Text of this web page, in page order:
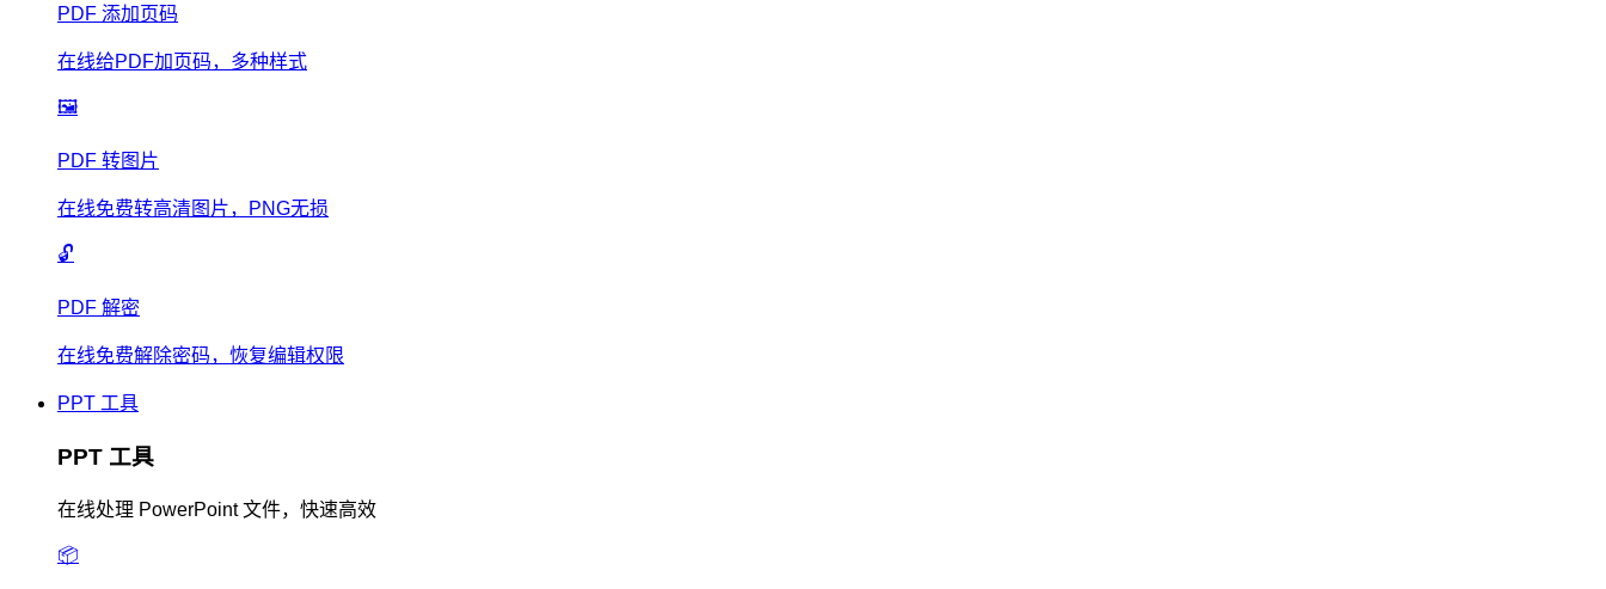
PDF 添加页码
在线给PDF加页码，多种样式
🖼️
PDF 转图片
在线免费转高清图片，PNG无损
🔓
PDF 解密
在线免费解除密码，恢复编辑权限
PPT 工具
PPT 工具
在线处理 PowerPoint 文件，快速高效
📦